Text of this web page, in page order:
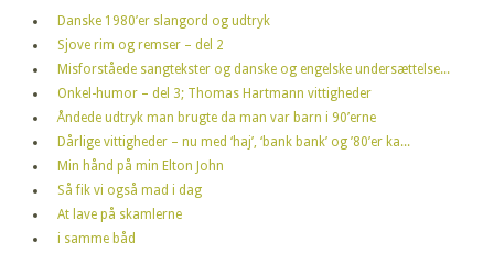
Danske 1980’er slangord og udtryk
Sjove rim og remser – del 2
Misforståede sangtekster og danske og engelske undersættelse...
Onkel-humor – del 3; Thomas Hartmann vittigheder
Åndede udtryk man brugte da man var barn i 90’erne
Dårlige vittigheder – nu med ‘haj’, ‘bank bank’ og ’80’er ka...
Min hånd på min Elton John
Så fik vi også mad i dag
At lave på skamlerne
i samme båd